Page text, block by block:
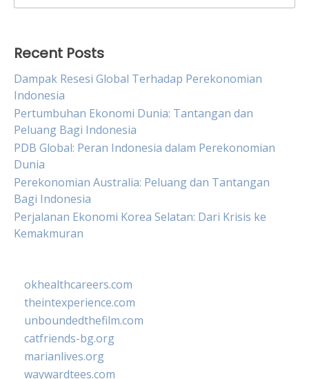
for:
Recent Posts
Dampak Resesi Global Terhadap Perekonomian
Indonesia
Pertumbuhan Ekonomi Dunia: Tantangan dan
Peluang Bagi Indonesia
PDB Global: Peran Indonesia dalam Perekonomian
Dunia
Perekonomian Australia: Peluang dan Tantangan
Bagi Indonesia
Perjalanan Ekonomi Korea Selatan: Dari Krisis ke
Kemakmuran
okhealthcareers.com
theintexperience.com
unboundedthefilm.com
catfriends-bg.org
marianlives.org
waywardtees.com